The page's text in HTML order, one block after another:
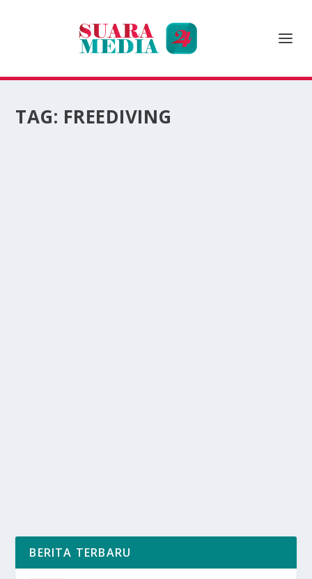
TAG: FREEDIVING
BERITA TERBARU